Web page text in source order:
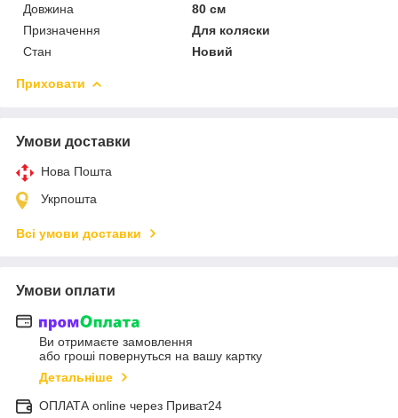
Довжина
80 см
Призначення
Для коляски
Стан
Новий
Приховати
Умови доставки
Нова Пошта
Укрпошта
Всі умови доставки
Умови оплати
Ви отримаєте замовлення
або гроші повернуться на вашу картку
Детальніше
ОПЛАТА online через Приват24